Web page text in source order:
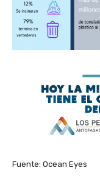
Fuente: Ocean Eyes